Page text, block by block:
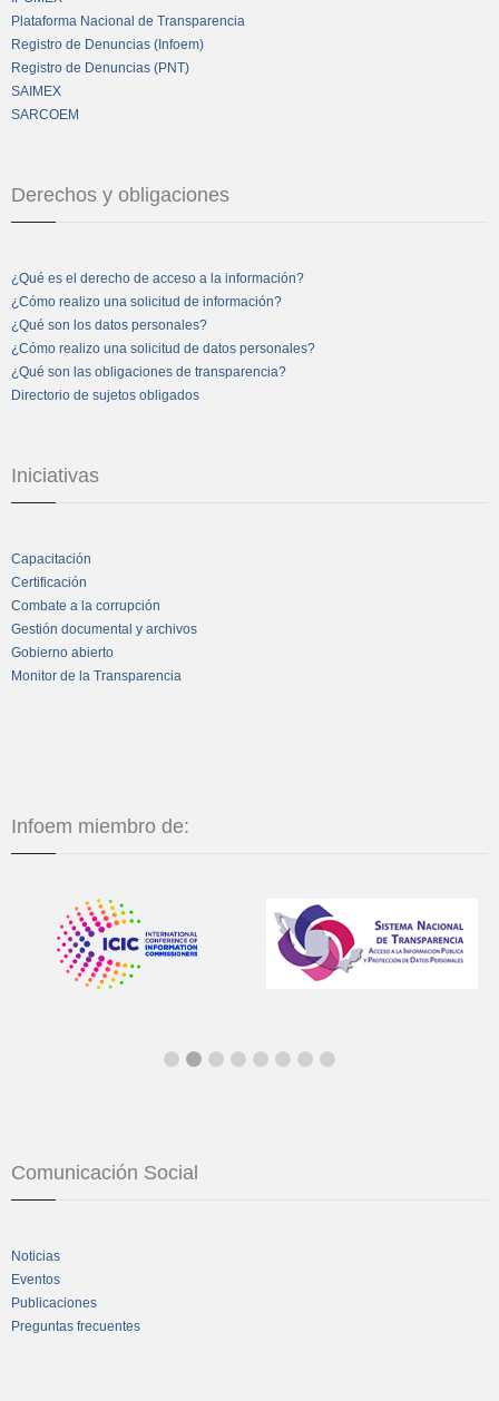
Plataforma Nacional de Transparencia
Registro de Denuncias (Infoem)
Registro de Denuncias (PNT)
SAIMEX
SARCOEM
Derechos y obligaciones
¿Qué es el derecho de acceso a la información?
¿Cómo realizo una solicitud de información?
¿Qué son los datos personales?
¿Cómo realizo una solicitud de datos personales?
¿Qué son las obligaciones de transparencia?
Directorio de sujetos obligados
Iniciativas
Capacitación
Certificación
Combate a la corrupción
Gestión documental y archivos
Gobierno abierto
Monitor de la Transparencia
Infoem miembro de:
Comunicación Social
Noticias
Eventos
Publicaciones
Preguntas frecuentes